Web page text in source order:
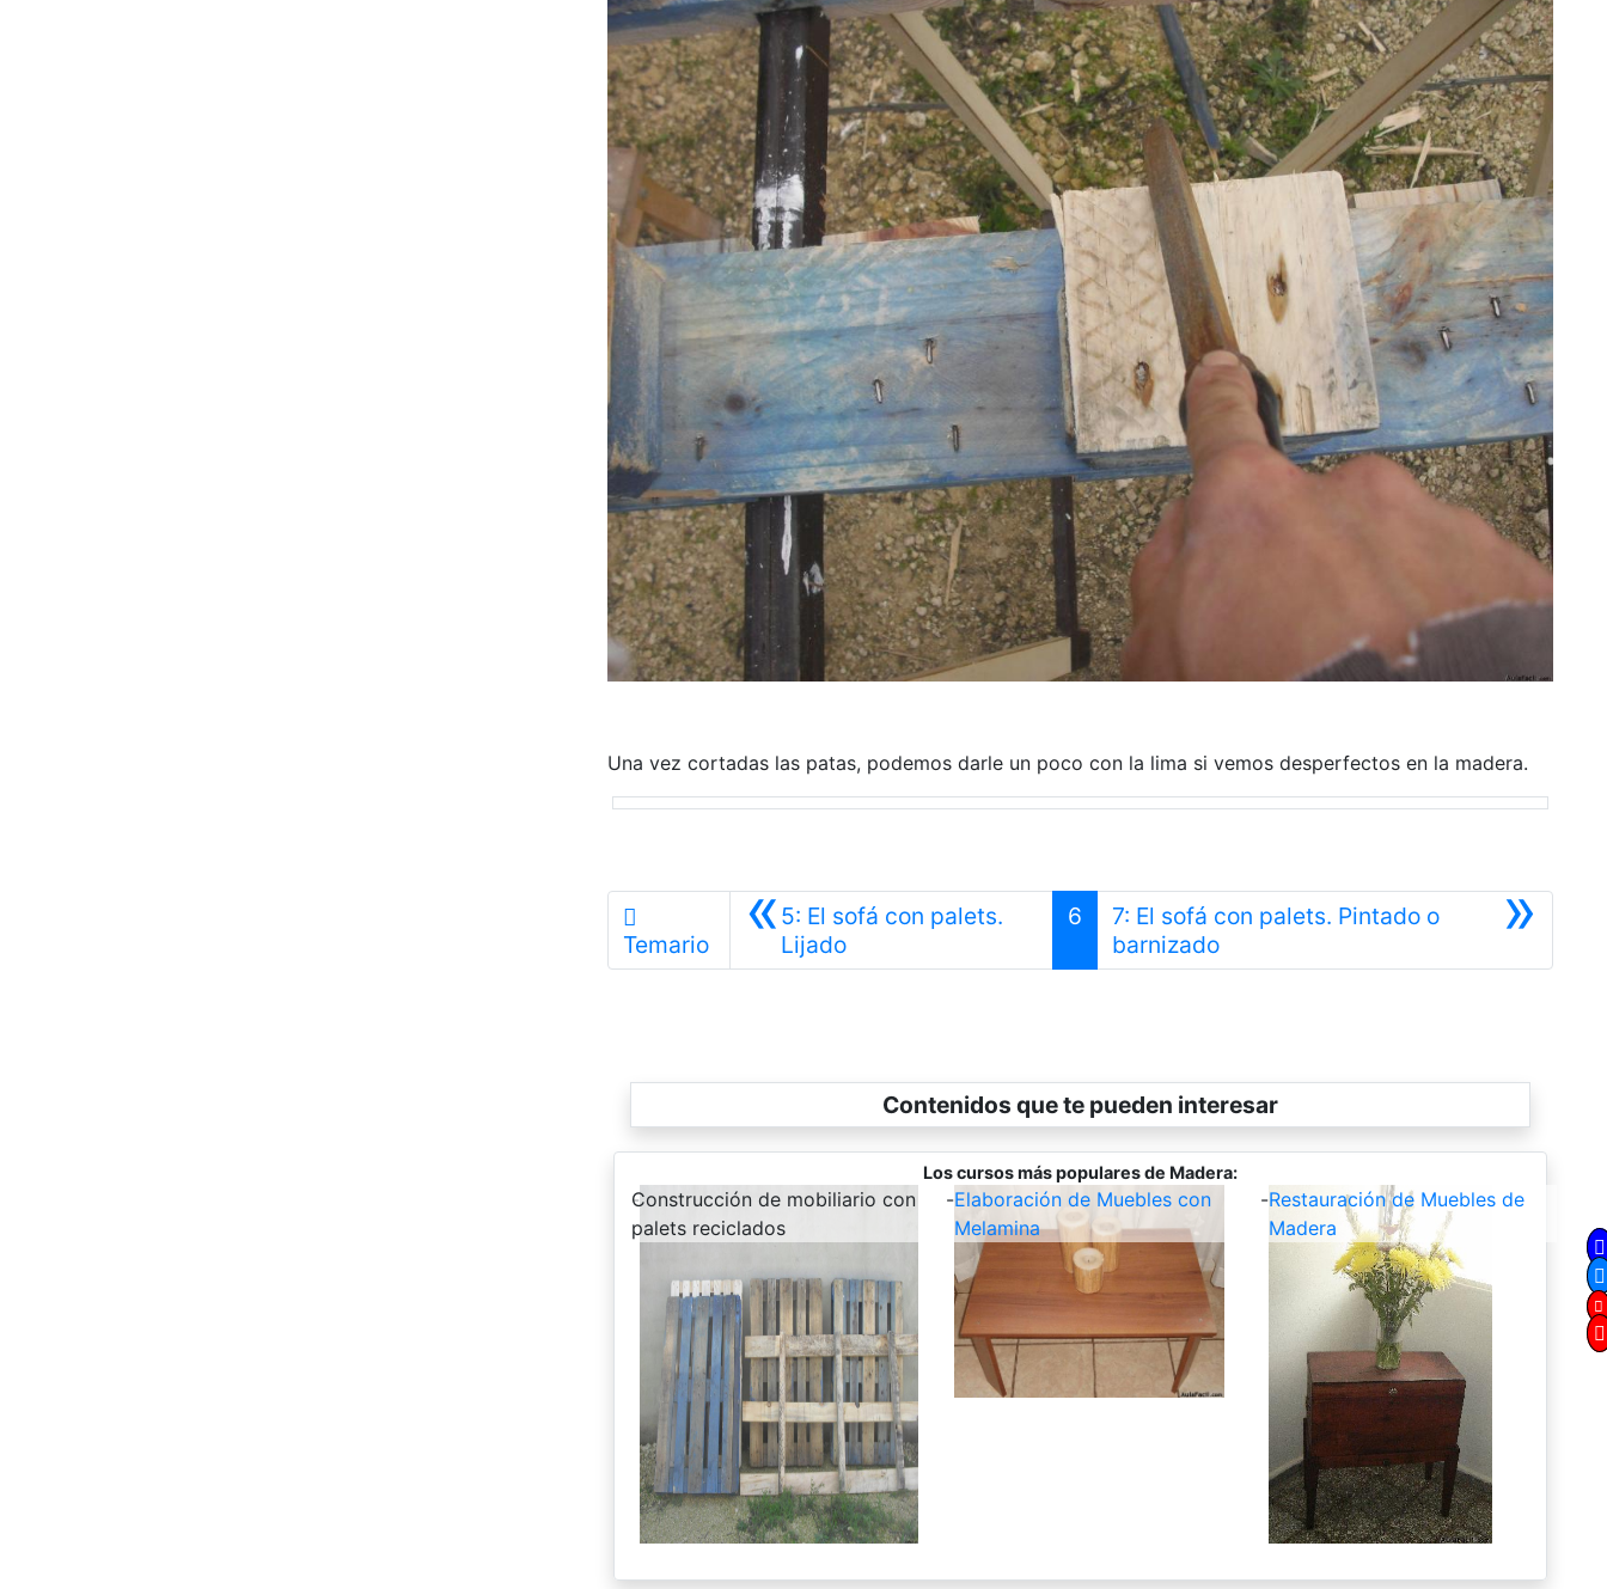
Una vez cortadas las patas, podemos darle un poco con la lima si vemos desperfectos en la madera.
Temario «5: El sofá con palets.
LijadoAnterior
6 »
7: El sofá con palets. Pintado o
barnizadoSiguiente
Contenidos que te pueden interesar
Los cursos más populares de Madera:
-
Construcción de mobiliario con
palets reciclados
-Elaboración de Muebles con
Melamina
-Restauración de Muebles de
Madera